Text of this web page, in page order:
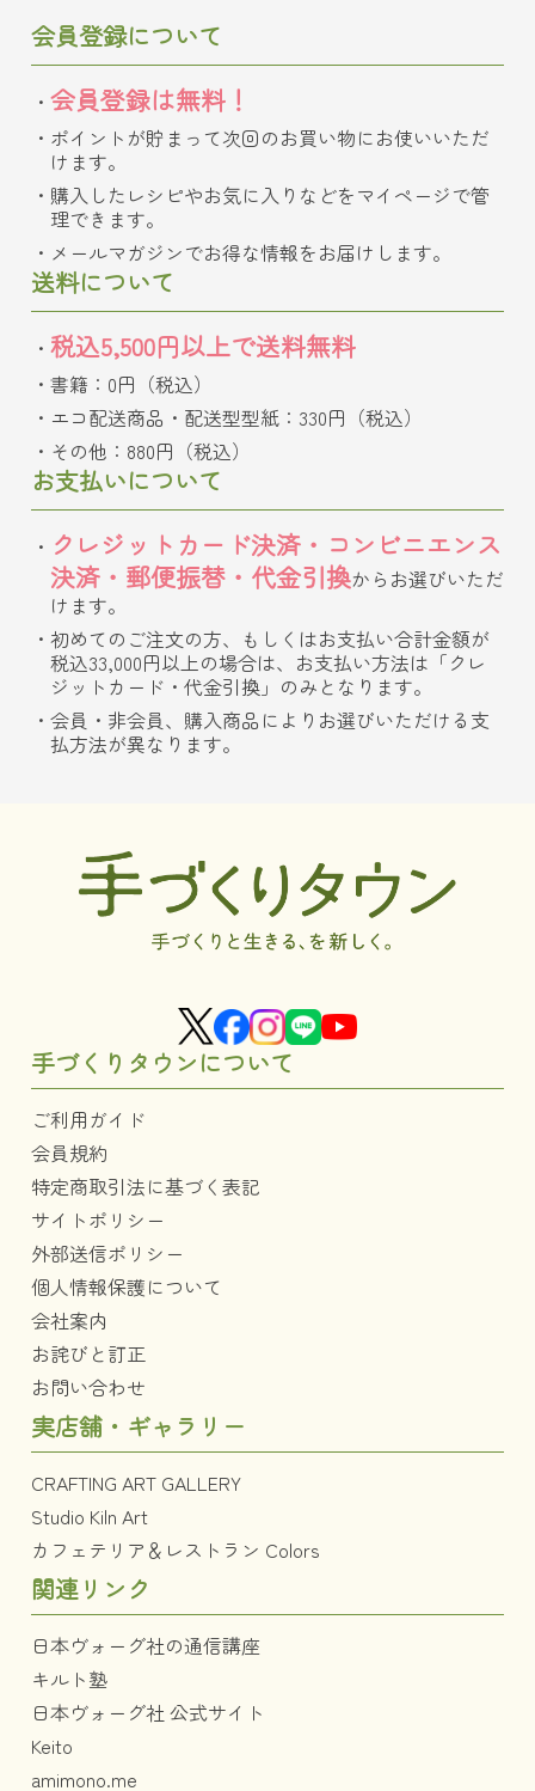
会員登録について
会員登録は無料！
ポイントが貯まって次回のお買い物にお使いいただ
けます。
購入したレシピやお気に入りなどをマイページで管
理できます。
メールマガジンでお得な情報をお届けします。
送料について
税込5,500円以上で送料無料
書籍：0円（税込）
エコ配送商品・配送型型紙：330円（税込）
その他：880円（税込）
お支払いについて
クレジットカード決済・コンビニエンス
決済・郵便振替・代金引換からお選びいただ
けます。
初めてのご注文の方、もしくはお支払い合計金額が
税込33,000円以上の場合は、お支払い方法は「クレ
ジットカード・代金引換」のみとなります。
会員・非会員、購入商品によりお選びいただける支
払方法が異なります。
手づくりタウンについて
ご利用ガイド
会員規約
特定商取引法に基づく表記
サイトポリシー
外部送信ポリシー
個人情報保護について
会社案内
お詫びと訂正
お問い合わせ
実店舗・ギャラリー
CRAFTING ART GALLERY
Studio Kiln Art
カフェテリア＆レストラン Colors
関連リンク
日本ヴォーグ社の通信講座
キルト塾
日本ヴォーグ社 公式サイト
Keito
amimono.me